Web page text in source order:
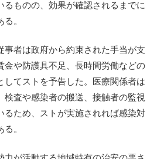
るものの、効果が確認されるまでに
。
事者は政府から約束された手当が支
金や防護具不足、長時間労働などの
してストを予告した。医療関係者は
検査や感染者の搬送、接触者の監視
るため、ストが実施されれば感染対
。